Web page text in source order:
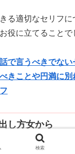
る適切なセリフ
役に立てることで
で言うべきでな
きことや円満に
し方女から
検索